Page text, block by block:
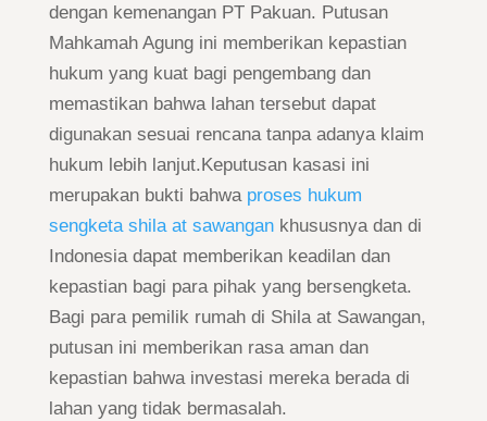
dengan kemenangan PT Pakuan. Putusan
Mahkamah Agung ini memberikan kepastian
hukum yang kuat bagi pengembang dan
memastikan bahwa lahan tersebut dapat
digunakan sesuai rencana tanpa adanya klaim
hukum lebih lanjut.Keputusan kasasi ini
merupakan bukti bahwa proses hukum
sengketa shila at sawangankhususnya dan di
Indonesia dapat memberikan keadilan dan
kepastian bagi para pihak yang bersengketa.
Bagi para pemilik rumah di Shila at Sawangan,
putusan ini memberikan rasa aman dan
kepastian bahwa investasi mereka berada di
lahan yang tidak bermasalah.